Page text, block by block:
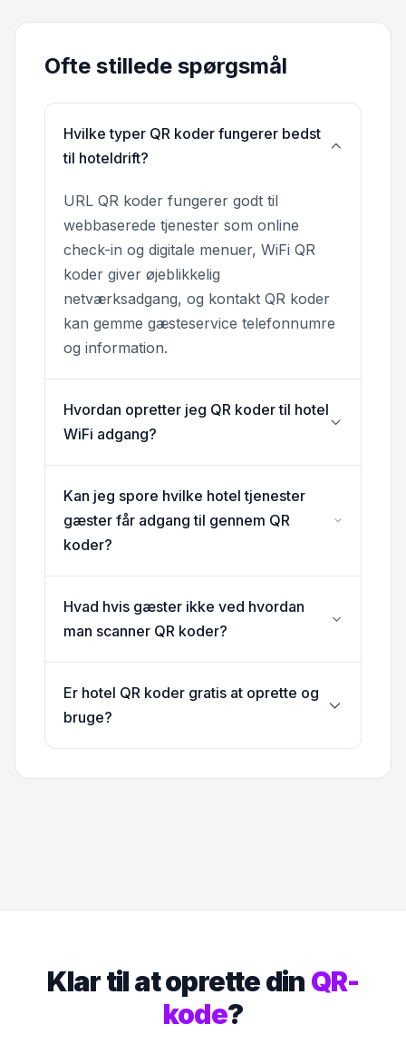
Ofte stillede spørgsmål
Hvilke typer QR koder fungerer bedst
til hoteldrift?
URL QR koder fungerer godt til
webbaserede tjenester som online
check-in og digitale menuer, WiFi QR
koder giver øjeblikkelig
netværksadgang, og kontakt QR koder
kan gemme gæsteservice telefonnumre
og information.
Hvordan opretter jeg QR koder til hotel
WiFi adgang?
Kan jeg spore hvilke hotel tjenester
gæster får adgang til gennem QR
koder?
Hvad hvis gæster ikke ved hvordan
man scanner QR koder?
Er hotel QR koder gratis at oprette og
bruge?
Klar til at oprette din QR-
kode?